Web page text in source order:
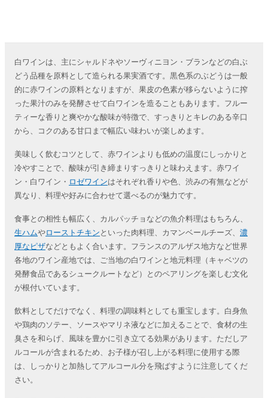
白ワインは、主にシャルドネやソーヴィニヨン・ブランなどの白ぶ
どう品種を原料として造られる果実酒です。黒色系のぶどうは一般
的に赤ワインの原料となりますが、果皮の色素が移らないように搾
った果汁のみを発酵させて白ワインを造ることもあります。フルー
ティーな香りと爽やかな酸味が特徴で、すっきりとキレのある辛口
から、コクのある甘口まで幅広い味わいが楽しめます。
美味しく飲むコツとして、赤ワインよりも低めの温度にしっかりと
冷やすことで、酸味が引き締まりすっきりと味わえます。赤ワイ
ン・白ワイン・ ロゼワインはそれぞれ香りや色、渋みの有無などが
異なり、料理や好みに合わせて選べるのが魅力です。
食事との相性も幅広く、カルパッチョなどの魚介料理はもちろん、
生ハムやローストチキン といった肉料理、カマンベールチーズ、 濃
厚なピザなどともよく合います。フランスのアルザス地方など世界
各地のワイン産地では、ご当地の白ワインと地元料理（キャベツの
発酵食品であるシュークルートなど）とのペアリングを楽しむ文化
が根付いています。
飲料としてだけでなく、料理の調味料としても重宝します。白身魚
や鶏肉のソテー、ソースやマリネ液などに加えることで、食材の生
臭さを和らげ、風味を豊かに引き立てる効果があります。ただしア
ルコールが含まれるため、お子様が召し上がる料理に使用する際
は、しっかりと加熱してアルコール分を飛ばすように注意してくだ
さい。